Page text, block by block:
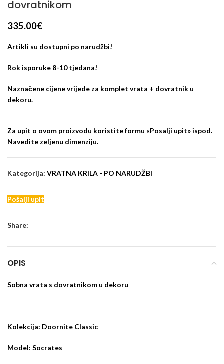
dovratnikom
335.00€
Artikli su dostupni po narudžbi!
Rok isporuke 8-10 tjedana!
Naznačene cijene vrijede za komplet vrata + dovratnik u
dekoru.
Za upit o ovom proizvodu koristite formu «Posalji upit» ispod.
Navedite zeljenu dimenziju.
Kategorija: VRATNA KRILA - PO NARUDŽBI
Pošalji upit
Share:
OPIS
Sobna vrata s dovratnikom u dekoru
Kolekcija: Doornite Classic
Model: Socrates